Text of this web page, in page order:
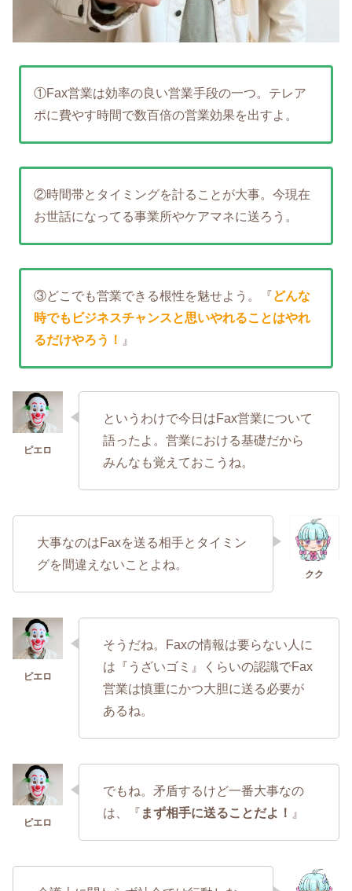
①Fax営業は効率の良い営業手段の一つ。テレア
ポに費やす時間で数百倍の営業効果を出すよ。
②時間帯とタイミングを計ることが大事。今現在
お世話になってる事業所やケアマネに送ろう。
③どこでも営業できる根性を魅せよう。『どんな
時でもビジネスチャンスと思いやれることはやれ
るだけやろう！ 』
というわけで今日はFax営業について
語ったよ。営業における基礎だから
みんなも覚えておこうね。
大事なのはFaxを送る相手とタイミン
グを間違えないことよね。
そうだね。Faxの情報は要らない人に
は『うざいゴミ』くらいの認識でFax
営業は慎重にかつ大胆に送る必要が
あるね。
でもね。矛盾するけど一番大事なの
は、『 まず相手に送ることだよ！ 』